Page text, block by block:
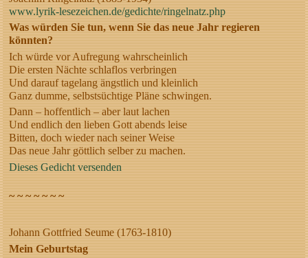
www.lyrik-lesezeichen.de/gedichte/ringelnatz.php
Was würden Sie tun, wenn Sie das neue Jahr regieren
könnten?
Ich würde vor Aufregung wahrscheinlich
Die ersten Nächte schlaflos verbringen
Und darauf tagelang ängstlich und kleinlich
Ganz dumme, selbstsüchtige Pläne schwingen.
Dann – hoffentlich – aber laut lachen
Und endlich den lieben Gott abends leise
Bitten, doch wieder nach seiner Weise
Das neue Jahr göttlich selber zu machen.
Dieses Gedicht versenden
~ ~ ~ ~ ~ ~ ~
Johann Gottfried Seume (1763-1810)
Mein Geburtstag